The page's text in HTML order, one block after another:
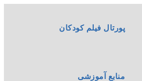
پورتال فیلم کودکان
منابع آموزشی